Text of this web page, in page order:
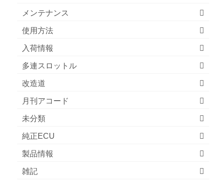
メンテナンス
使用方法
入荷情報
多連スロットル
改造道
月刊アコード
未分類
純正ECU
製品情報
雑記